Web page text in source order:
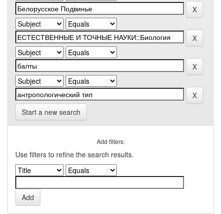
Start a new search
Add filters:
Use filters to refine the search results.